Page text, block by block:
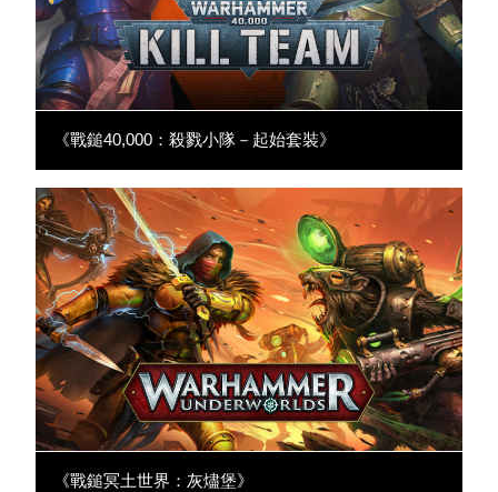
《戰鎚40,000：殺戮小隊－起始套裝》
《戰鎚冥土世界：灰燼堡》